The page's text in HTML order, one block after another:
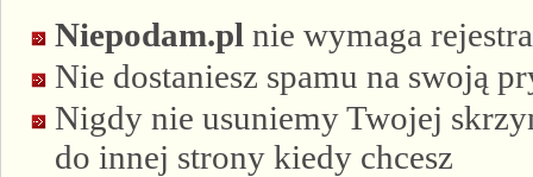
Niepodam.pl nie wymaga
Nie dostaniesz spamu na swoją
Nigdy nie usuniemy Twojej
do innej strony kiedy chcesz